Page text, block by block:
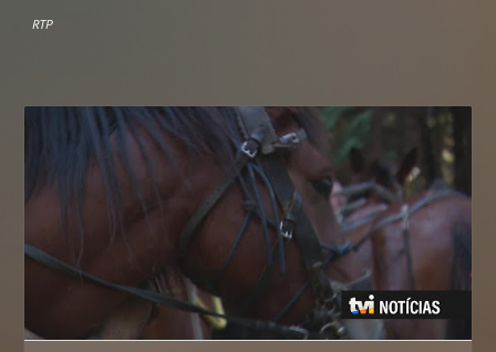
RTP